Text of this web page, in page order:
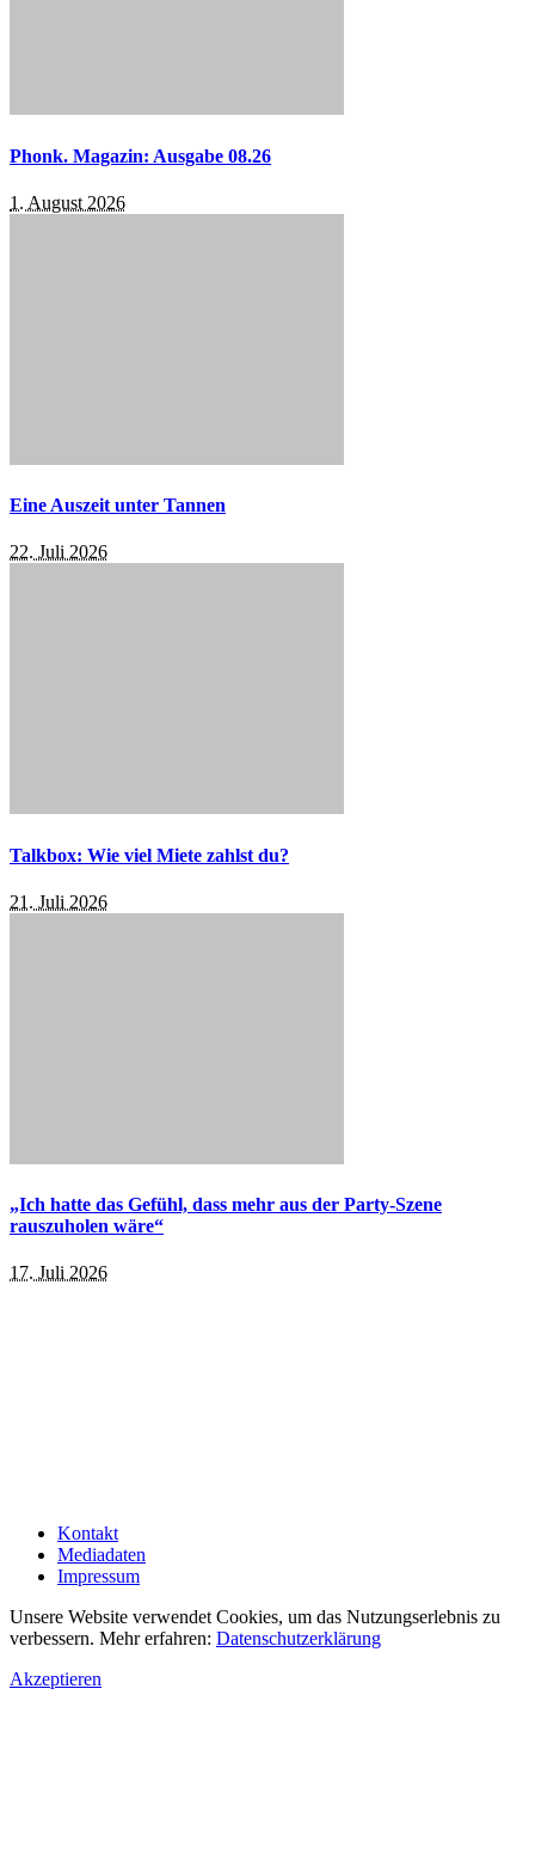
Phonk. Magazin: Ausgabe 08.26
1. August 2026
Eine Auszeit unter Tannen
22. Juli 2026
Talkbox: Wie viel Miete zahlst du?
21. Juli 2026
„Ich hatte das Gefühl, dass mehr aus der Party-Szene
rauszuholen wäre“
17. Juli 2026
Kontakt
Mediadaten
Impressum
Unsere Website verwendet Cookies, um das Nutzungserlebnis zu
verbessern. Mehr erfahren: Datenschutzerklärung
Akzeptieren